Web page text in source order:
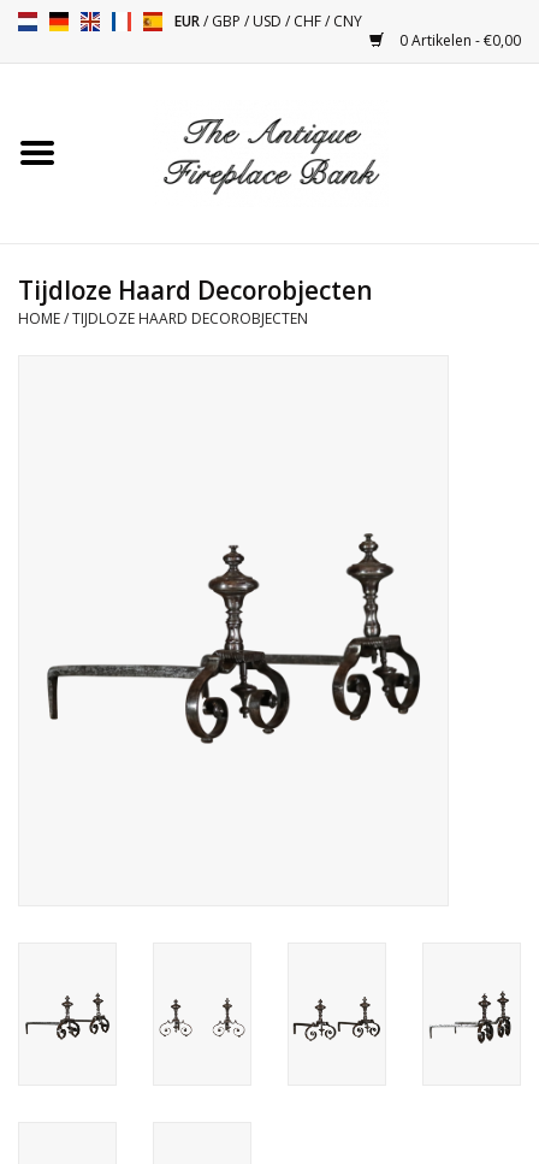
EUR/GBP /USD /CHF/CNY
0 Artikelen - €0,00
Toebehoren
Vloeren - Steen, Terra Cotta
& Marmer
Login
Tijdloze Haard Decorobjecten
HOME/TIJDLOZE HAARD DECOROBJECTEN